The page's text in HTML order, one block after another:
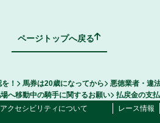
ページトップへ戻る
！ 馬券は20歳になってから
悪徳業者・違
へ移動中の騎手に関するお願い
払戻金の支
クセシビリティについて レース情報